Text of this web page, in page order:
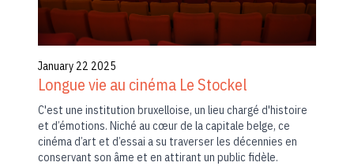
January 22 2025
Longue vie au cinéma Le Stockel
C'est une institution bruxelloise, un lieu chargé d'histoire
et d’émotions. Niché au cœur de la capitale belge, ce
cinéma d’art et d’essai a su traverser les décennies en
conservant son âme et en attirant un public fidèle.